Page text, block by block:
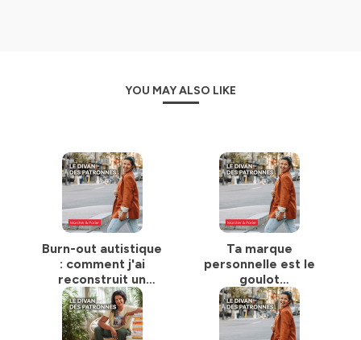
YOU MAY ALSO LIKE
Burn-out autistique
: comment j'ai
reconstruit un
business
compatible avec
mon
Ta marque
personnelle est le
goulot
d'étranglement de
ta croissance